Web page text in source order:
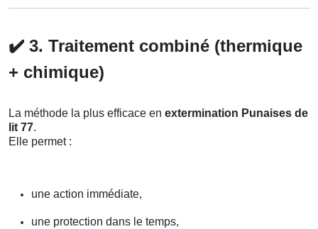
✔️ 3. Traitement combiné (thermique
+ chimique)
La méthode la plus efficace en extermination Punaises de
lit 77.
Elle permet :
une action immédiate,
une protection dans le temps,